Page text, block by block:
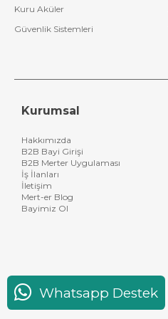
Kuru Aküler
Güvenlik Sistemleri
Kurumsal
Hakkımızda
B2B Bayi Girişi
B2B Merter Uygulaması
İş İlanları
İletişim
Mert-er Blog
Bayimiz Ol
Whatsapp Destek